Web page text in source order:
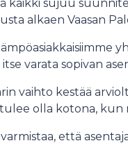
kaikki sujuu
alkaen Vaasan
varata sopivan
vaihto kestää
tulee olla kotona,
että